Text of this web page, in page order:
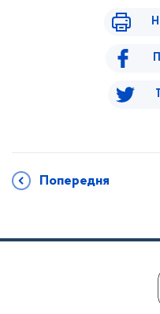
Попередня